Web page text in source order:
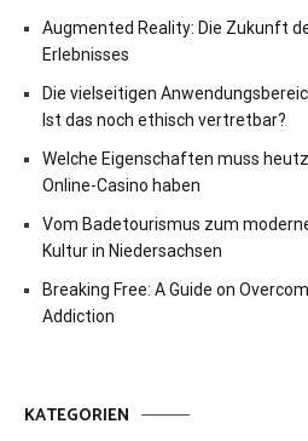
Augmented Reality: Die Zukunft
Erlebnisses
Die vielseitigen
Ist das noch ethisch vertretbar?
Welche Eigenschaften muss
Online-Casino haben
Vom Badetourismus zum
Kultur in Niedersachsen
Breaking Free: A Guide on
Addiction
KATEGORIEN